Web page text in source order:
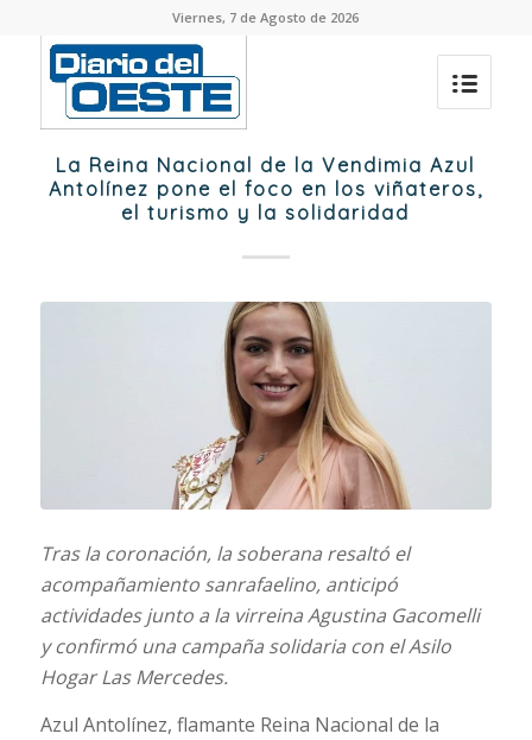
Viernes, 7 de Agosto de 2026
La Reina Nacional de la Vendimia Azul
Antolínez pone el foco en los viñateros,
el turismo y la solidaridad
Tras la coronación, la soberana resaltó el
acompañamiento sanrafaelino, anticipó
actividades junto a la virreina Agustina Gacomelli
y confirmó una campaña solidaria con el Asilo
Hogar Las Mercedes.
Azul Antolínez, flamante Reina Nacional de la